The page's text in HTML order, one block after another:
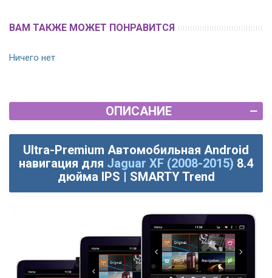
ВАМ ТАКЖЕ МОЖЕТ ПОНРАВИТСЯ
Ничего нет
ОПИСАНИЕ
Ultra-Premium Автомобильная Android
навигация для Jaguar XF (2008-2015) 8.4
дюйма IPS | SMARTY Trend